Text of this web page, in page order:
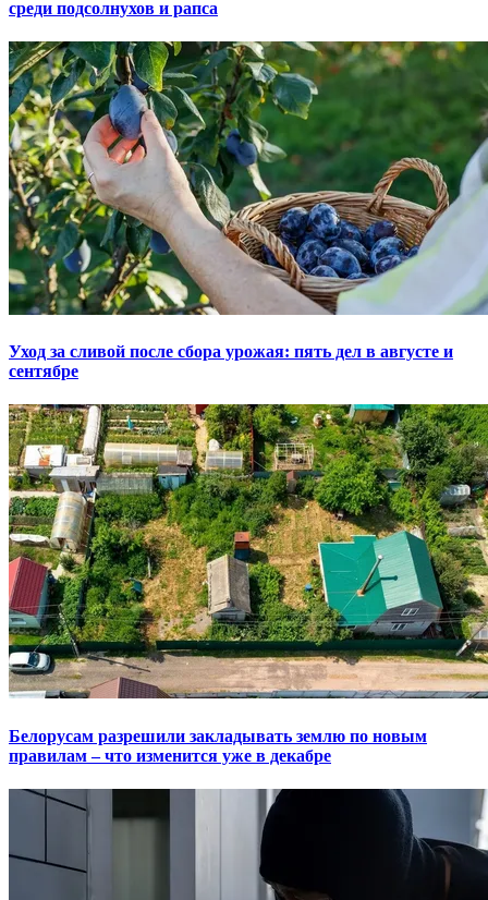
среди подсолнухов и рапса
Уход за сливой после сбора урожая: пять дел в августе и
сентябре
Белорусам разрешили закладывать землю по новым
правилам – что изменится уже в декабре